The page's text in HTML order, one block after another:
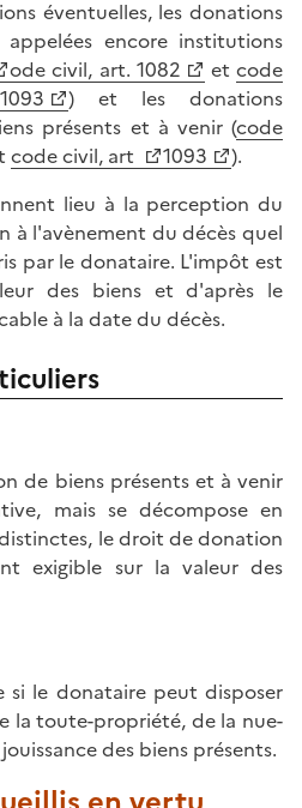
éventuelles, les donations
encore institutions
ode civil, art. 1082 etcode
1093
) et les donations
présents et à venir (code
code civil, art 1093
).
lieu à la perception du
à l'avènement du décès quel
par le donataire. L'impôt est
des biens et d'après le
à la date du décès.
de biens présents et à venir
mais se décompose en
le droit de donation
exigible sur la valeur des
si le donataire peut disposer
la toute-propriété, de la nue-
des biens présents.